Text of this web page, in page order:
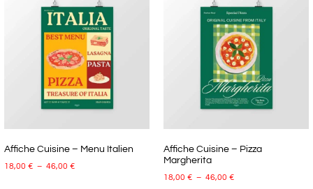
Affiche Cuisine – Menu Italien
18,00 € – 46,00 €
Affiche Cuisine – Pizza
Margherita
18,00 € – 46,00 €